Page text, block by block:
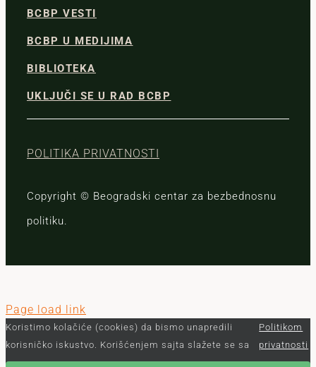
BCBP VESTI
BCBP U MEDIJIMA
BIBLIOTEKA
UKLJUČI SE U RAD BCBP
POLITIKA PRIVATNOSTI
Copyright © Beogradski centar za bezbednosnu
politiku.
Page load link
Koristimo kolačiće (cookies) da bismo unapredili
korisničko iskustvo. Korišćenjem sajta slažete se sa
Politikom
privatnosti